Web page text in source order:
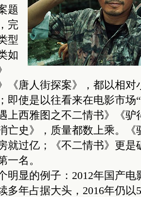
题
完
型
如
《唐人街探案》，都以相
即使是以往看来在电影市场
上西雅图之不二情书》《驴
亡史》，质量都数上乘。
就过亿；《不二情书》更是
一名。
显的例子：2012年国产电
多年占据大头，2016年仍以